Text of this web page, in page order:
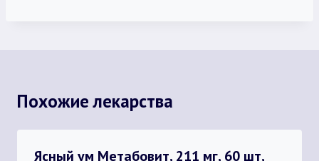
Похожие лекарства
Ясный ум Метабовит, 211 мг, 60 шт,